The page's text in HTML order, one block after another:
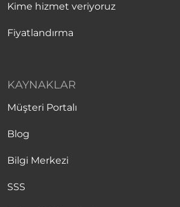
Kime hizmet veriyoruz
Fiyatlandırma
KAYNAKLAR
Müşteri Portalı
Blog
Bilgi Merkezi
SSS